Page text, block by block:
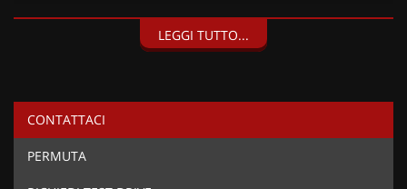
• Consegna a domicilio;
individuali/società);
• Polizze Kasko fino a 60 mesi di durata con estensione “valore
a nuovo”;
• Garanzia legale di Conformità prevista obbligatoriamente
LEGGI TUTTO...
CONTATTACI
PERMUTA